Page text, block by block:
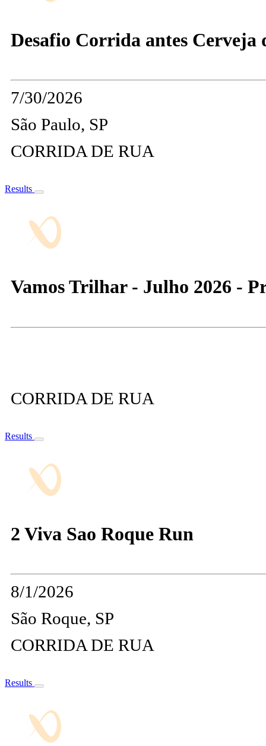
Desafio Corrida antes Cerveja
7/30/2026
São Paulo, SP
CORRIDA DE RUA
Results
Vamos Trilhar - Julho 2026 -
CORRIDA DE RUA
Results
2 Viva Sao Roque Run
8/1/2026
São Roque, SP
CORRIDA DE RUA
Results